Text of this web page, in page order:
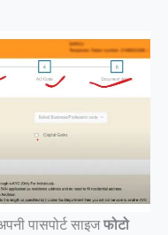
पासपोर्ट साइजफोटो